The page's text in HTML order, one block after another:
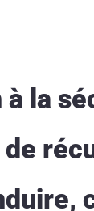
la